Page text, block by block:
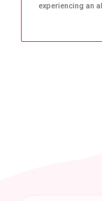
experiencing an